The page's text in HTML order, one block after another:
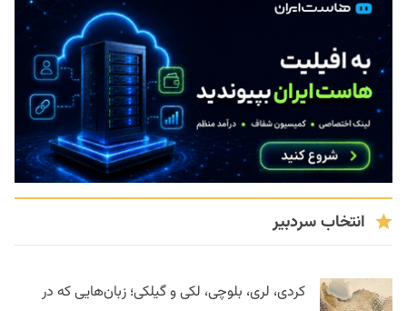
انتخاب سردبیر
کردی، لری، بلوچی، لکی و گیلکی؛ زبان‌هایی که در